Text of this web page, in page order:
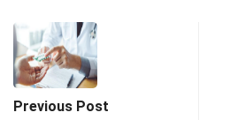
Previous Post